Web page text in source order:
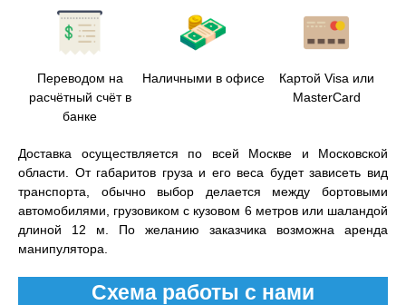
Переводом на
расчётный счёт в
банке
Наличными в офисе
Картой Visa или
MasterCard
Доставка осуществляется по всей Москве и Московской
области. От габаритов груза и его веса будет зависеть вид
транспорта, обычно выбор делается между бортовыми
автомобилями, грузовиком с кузовом 6 метров или шаландой
длиной 12 м. По желанию заказчика возможна аренда
манипулятора.
Схема работы с нами